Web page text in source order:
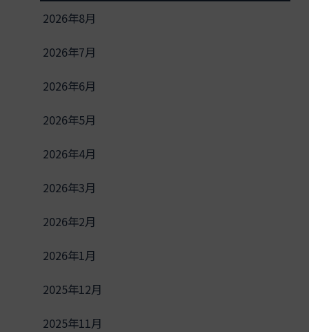
2026年8月
2026年7月
2026年6月
2026年5月
2026年4月
2026年3月
2026年2月
2026年1月
2025年12月
2025年11月